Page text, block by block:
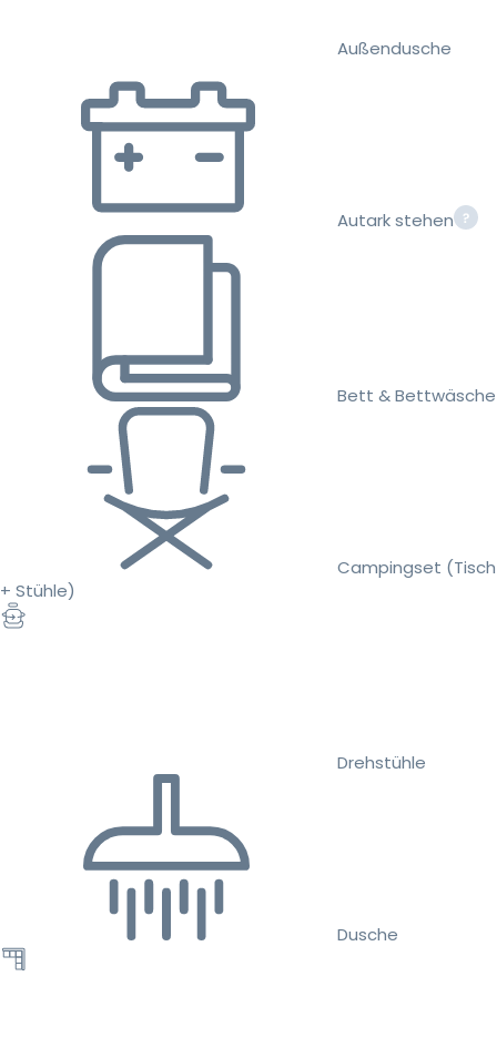
Außendusche
Autark stehen
Bett & Bettwäsche
Campingset (Tisch
+ Stühle)
Drehstühle
Dusche